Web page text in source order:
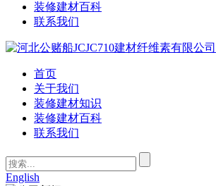
装修建材百科
联系我们
首页
关于我们
装修建材知识
装修建材百科
联系我们
English